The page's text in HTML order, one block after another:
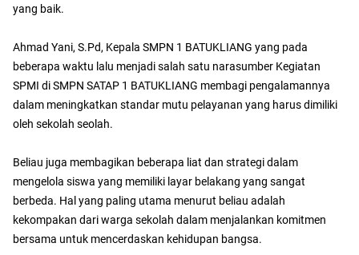
yang baik.
Ahmad Yani, S.Pd, Kepala SMPN 1 BATUKLIANG yang pada
beberapa waktu lalu menjadi salah satu narasumber Kegiatan
SPMI di SMPN SATAP 1 BATUKLIANG membagi pengalamannya
dalam meningkatkan standar mutu pelayanan yang harus dimiliki
oleh sekolah seolah.
Beliau juga membagikan beberapa liat dan strategi dalam
mengelola siswa yang memiliki layar belakang yang sangat
berbeda. Hal yang paling utama menurut beliau adalah
kekompakan dari warga sekolah dalam menjalankan komitmen
bersama untuk mencerdaskan kehidupan bangsa.